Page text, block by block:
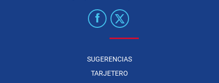
SUGERENCIAS
TARJETERO